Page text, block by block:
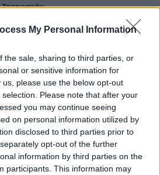
My Personal Information
the sale, sharing to third parties, or
or sensitive information for
please use the below opt-out
Please note that after your
you may continue seeing
on personal information utilized by
disclosed to third parties prior to
opt-out of the further
information by third parties on the
participants. This information may
Ταταρστάν
και ιδιοκτήτης του ελικοπτέρου που
της Μήλου
ποιο λόγο έχουν τοποθετηθεί τα
από σχολεία